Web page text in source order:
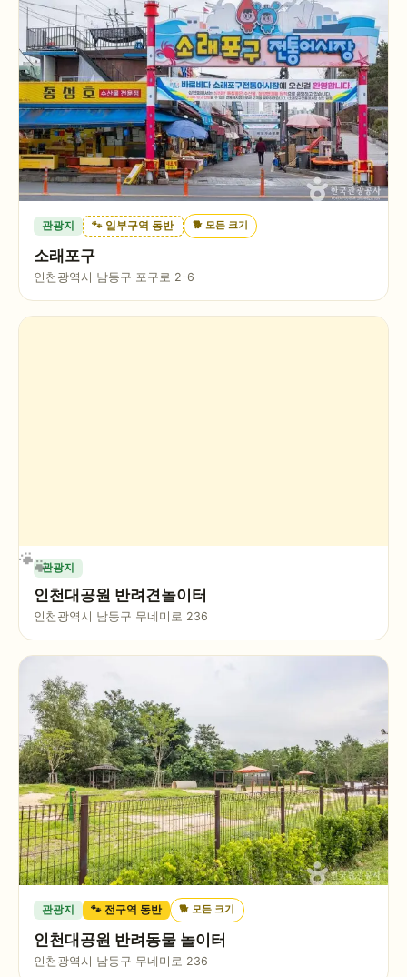
관광지 🐾 일부구역 동반 🐕 모든 크기
소래포구
인천광역시 남동구 포구로 2-6
관광지
인천대공원 반려견놀이터
인천광역시 남동구 무네미로 236
관광지 🐾 전구역 동반 🐕모든 크기
인천대공원 반려동물 놀이터
인천광역시 남동구 무네미로 236